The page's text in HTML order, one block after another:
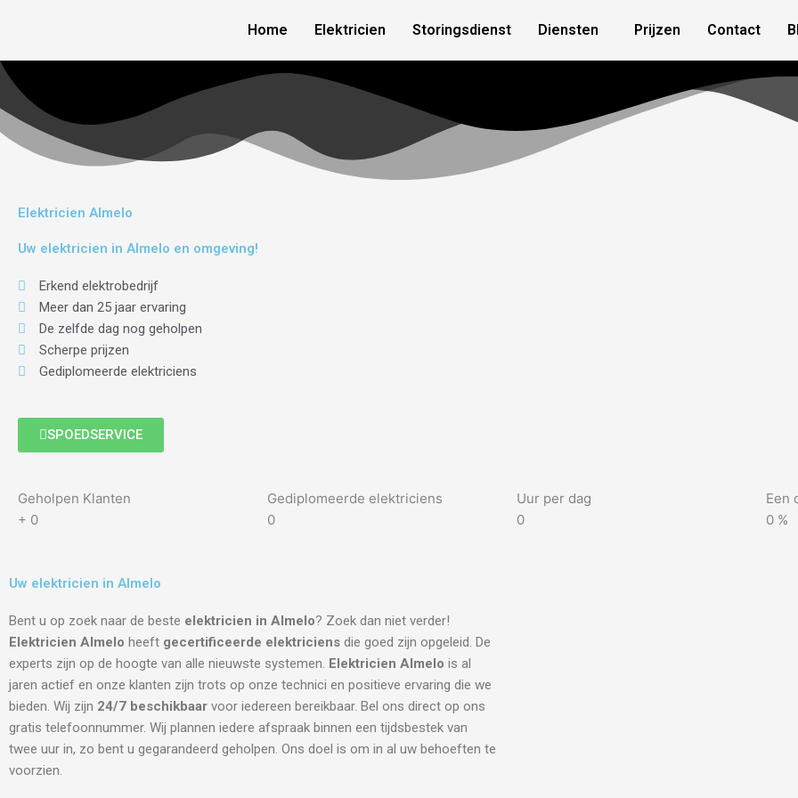
Home Elektricien Storingsdienst Diensten Prijzen Contact
Elektricien Almelo
Uw elektricien in Almelo en omgeving!
Erkend elektrobedrijf
Meer dan 25 jaar ervaring
De zelfde dag nog geholpen
Scherpe prijzen
Gediplomeerde elektriciens
SPOEDSERVICE
Geholpen Klanten
+ 0
Gediplomeerde elektriciens
0
Uur per dag
0
Een
0 %
Uw elektricien in Almelo
Bent u op zoek naar de beste elektricien in Almelo? Zoek dan niet verder!
Elektricien Almelo heeft gecertificeerde elektriciens die goed zijn opgeleid. De
experts zijn op de hoogte van alle nieuwste systemen. Elektricien Almelo is al
jaren actief en onze klanten zijn trots op onze technici en positieve ervaring die we
bieden. Wij zijn 24/7 beschikbaar voor iedereen bereikbaar. Bel ons direct op ons
gratis telefoonnummer. Wij plannen iedere afspraak binnen een tijdsbestek van
twee uur in, zo bent u gegarandeerd geholpen. Ons doel is om in al uw behoeften te
voorzien.